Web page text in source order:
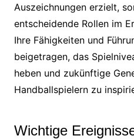
Auszeichnungen erzielt,
entscheidende Rollen im
Ihre Fähigkeiten und
beigetragen, das
heben und zukünftige
Handballspielern zu
Wichtige